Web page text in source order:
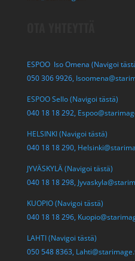
ESPOO Iso Omena (Navigoi
050 306 9926,
ESPOO Sello (Navigoi tästä)
040 18 18 292,
HELSINKI (Navigoi tästä)
040 18 18 290,
JYVÄSKYLÄ (Navigoi tästä)
040 18 18 298,
KUOPIO (Navigoi tästä)
040 18 18 296,
LAHTI (Navigoi tästä)
050 548 8363,